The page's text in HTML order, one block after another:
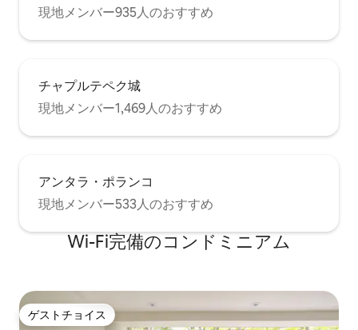
現地メンバー935人のおすすめ
チャプルテペク城
現地メンバー1,469人のおすすめ
アンタラ・ポランコ
現地メンバー533人のおすすめ
Wi-Fi完備のコンドミニアム
ゲストチョイス
ゲストチョイス